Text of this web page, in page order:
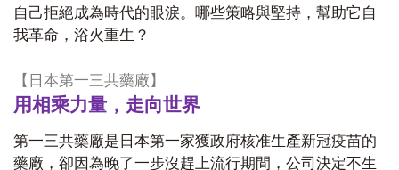
自己拒絕成為時代的眼淚。哪些策略與堅持，幫助它自
我革命，浴火重生？
【日本第一三共藥廠】
用相乘力量，走向世界
第一三共藥廠是日本第一家獲政府核准生產新冠疫苗的
藥廠，卻因為晚了一步沒趕上流行期間，公司決定不生